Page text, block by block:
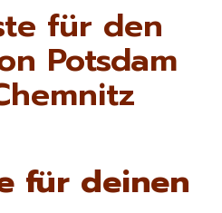
für den
Potsdam
für deinen